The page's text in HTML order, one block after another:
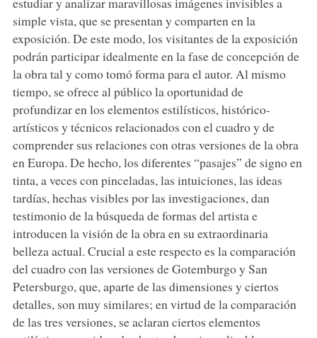
simple vista, que se presentan y comparten en la
exposición. De este modo, los visitantes de la exposición
podrán participar idealmente en la fase de concepción de
la obra tal y como tomó forma para el autor. Al mismo
tiempo, se ofrece al público la oportunidad de
profundizar en los elementos estilísticos, histórico-
artísticos y técnicos relacionados con el cuadro y de
comprender sus relaciones con otras versiones de la obra
en Europa. De hecho, los diferentes “pasajes” de signo en
tinta, a veces con pinceladas, las intuiciones, las ideas
tardías, hechas visibles por las investigaciones, dan
testimonio de la búsqueda de formas del artista e
introducen la visión de la obra en su extraordinaria
belleza actual. Crucial a este respecto es la comparación
del cuadro con las versiones de Gotemburgo y San
Petersburgo, que, aparte de las dimensiones y ciertos
detalles, son muy similares; en virtud de la comparación
de las tres versiones, se aclaran ciertos elementos